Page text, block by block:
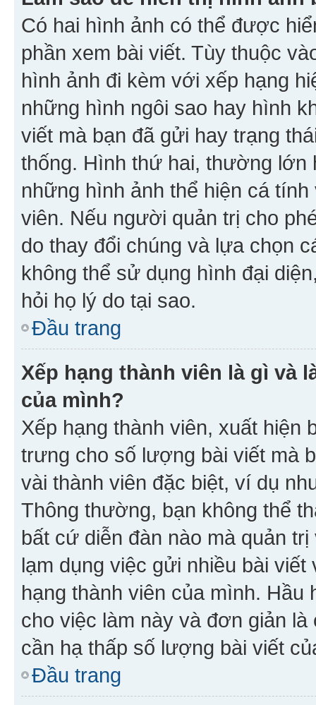
Có hai hình ảnh có thể được
phần xem bài viết. Tùy thuộc
hình ảnh đi kèm với xếp hạng
những hình ngôi sao hay hình
viết mà bạn đã gửi hay trạng
thống. Hình thứ hai, thường
những hình ảnh thể hiện cá
viên. Nếu người quản trị cho
do thay đổi chúng và lựa chọn
không thể sử dụng hình đại
hỏi họ lý do tại sao.
Đầu trang
Xếp hạng thành viên là gì và
của mình?
Xếp hạng thành viên, xuất
trưng cho số lượng bài viết mà
vài thành viên đặc biệt, ví dụ
Thông thường, bạn không thể
bất cứ diễn đàn nào mà quản
lạm dụng việc gửi nhiều bài
hạng thành viên của mình. Hầu
cho việc làm này và đơn giản
cần hạ thấp số lượng bài viết
Đầu trang